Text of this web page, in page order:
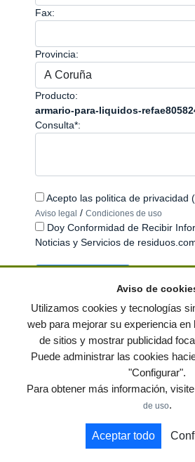
Fax:
Provincia:
Producto:
armario-para-liquidos-
Consulta*:
Acepto las politica de privacidad
Aviso legal / Condiciones de uso
Doy Conformidad de Recibir
Noticias y Servicios de
© residuos.com - Todos los derechos
Condiciones de uso|Contacto|Editores| Mapa
Publica tus anuncios
Muebles de terraza y jardin Notas de prensa
by
Aviso de
Utilizamos cookies y tecnologías
web para mejorar su experiencia en
de sitios y mostrar publicidad
Puede administrar las cookies
"Configurar".
Para obtener más información,
de uso.
Aceptar todo